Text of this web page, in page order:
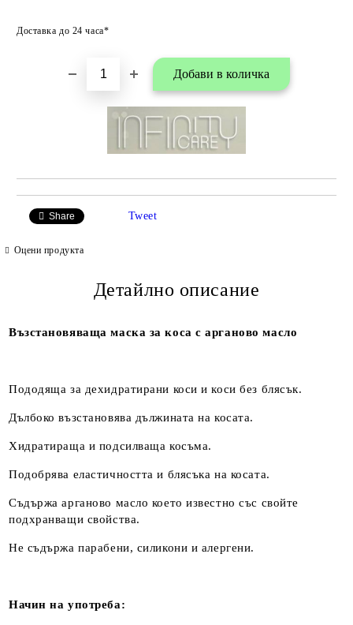
Доставка до 24 часа*
Share Tweet
Оцени продукта
Детайлно описание
Възстановяваща маска за коса с арганово масло
Пододяща за дехидратирани коси и коси без блясък.
Дълбоко възстановява дължината на косата.
Хидратираща и подсилваща косъма.
Подобрява еластичността и блясъка на косата.
Съдържа арганово масло което известно със свойте
подхранващи свойства.
Не съдържа парабени, силикони и алергени.
Начин на употреба: